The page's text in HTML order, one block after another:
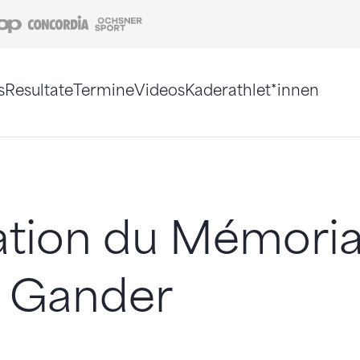
Coop Concordia
ResultateTermineVideosKaderathlet*innen
du